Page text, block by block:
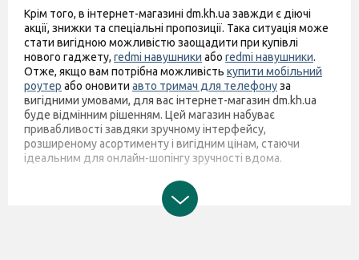
Крім того, в інтернет-магазині dm.kh.ua завжди є діючі
акції, знижки та спеціальні пропозиції. Така ситуація може
стати вигідною можливістю заощадити при купівлі
нового гаджету, redmi навушники або redmi навушники.
Отже, якщо вам потрібна можливість купити мобільний
роутер або оновити авто тримач для телефонуза
вигідними умовами, для вас інтернет-магазин dm.kh.ua
буде відмінним рішенням. Цей магазин набуває
привабливості завдяки зручному інтерфейсу,
розширеному асортименту і вигідним цінам, стаючи
ідеальним для онлайн-шопінгу зручності вдома.